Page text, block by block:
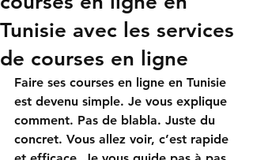
Tunisie avec les services
de courses en ligne
Faire ses courses en ligne en Tunisie
est devenu simple. Je vous explique
comment. Pas de blabla. Juste du
concret. Vous allez voir, c’est rapide